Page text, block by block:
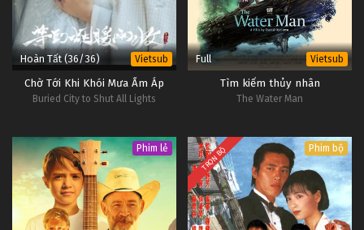
Hoàn Tất (36/36) Vietsub
Chờ Tới Khi Khói Mưa Ấm Áp
Buried City to Shut All Lights
Full Vietsub
Tìm kiếm thủy nhân
The Water Man
Phim lẻ TRỌN BỘ Phim bộ